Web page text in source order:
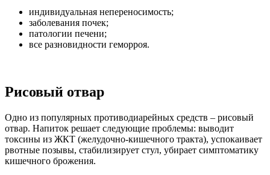
индивидуальная непереносимость;
заболевания почек;
патологии печени;
все разновидности геморроя.
Рисовый отвар
Одно из популярных противодиарейных средств – рисовый
отвар. Напиток решает следующие проблемы: выводит
токсины из ЖКТ (желудочно-кишечного тракта), успокаивает
рвотные позывы, стабилизирует стул, убирает симптоматику
кишечного брожения.